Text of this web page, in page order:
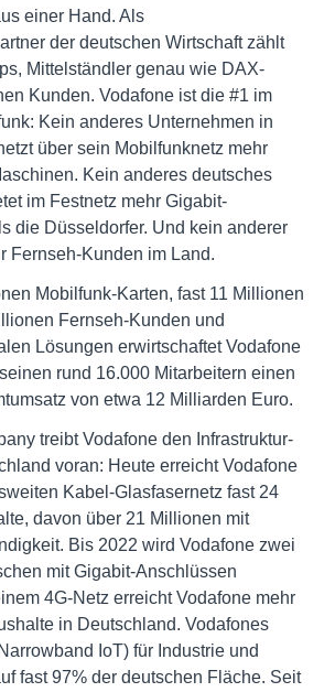
einer Hand. Als
der deutschen Wirtschaft zählt
Mittelständler genau wie DAX-
Kunden. Vodafone ist die #1 im
Kein anderes Unternehmen in
über sein Mobilfunknetz mehr
Kein anderes deutsches
im Festnetz mehr Gigabit-
die Düsseldorfer. Und kein anderer
Fernseh-Kunden im Land.
Mobilfunk-Karten, fast 11 Millionen
Fernseh-Kunden und
Lösungen erwirtschaftet Vodafone
rund 16.000 Mitarbeitern einen
von etwa 12 Milliarden Euro.
treibt Vodafone den Infrastruktur-
voran: Heute erreicht Vodafone
Kabel-Glasfasernetz fast 24
davon über 21 Millionen mit
Bis 2022 wird Vodafone zwei
mit Gigabit-Anschlüssen
4G-Netz erreicht Vodafone mehr
in Deutschland. Vodafones
IoT) für Industrie und
fast 97% der deutschen Fläche. Seit